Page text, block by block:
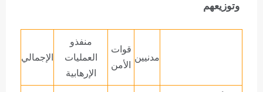
وتوزيعهم
مدنيين
قوات
الأمن
منفذو
العمليات
الإرهابية
الإجمالي